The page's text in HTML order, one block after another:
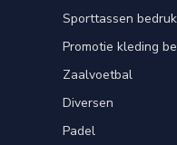
Sporttassen
Promotie kleding
Zaalvoetbal
Diversen
Padel